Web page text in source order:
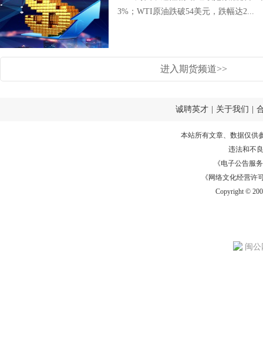
3%；WTI原油跌破54美元，跌幅达2...
进入期货频道>>
诚聘英才 关于我们
本站所有文章、数据仅供
违法和不
《电子公告服务
《网络文化经营许
Copyright ©
闽公